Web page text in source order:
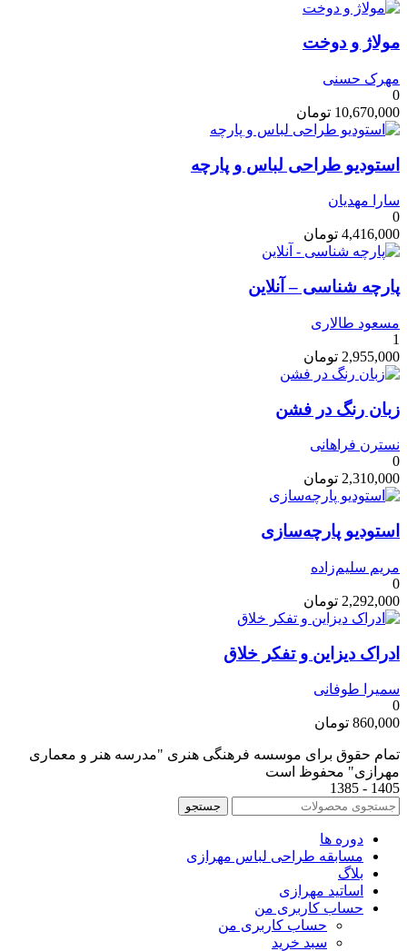
مولاژ و دوخت
مهرک حسنی
0
10,670,000 تومان
استودیو طراحی لباس و پارچه
سارا مهدیان
0
4,416,000 تومان
پارچه شناسی – آنلاین
مسعود طالاری
1
2,955,000 تومان
زبان رنگ در فشن
نسترن فراهانی
0
2,310,000 تومان
استودیو پارچه‌سازی
مریم سلیم‌زاده
0
2,292,000 تومان
ادراک دیزاین و تفکر خلاق
سمیرا طوفانی
0
860,000 تومان
تمام حقوق برای موسسه فرهنگی هنری "مدرسه هنر و معماری
مهرازی" محفوظ است
1405 - 1385
جستجو
دوره ها
مسابقه طراحی لباس مهرازی
بلاگ
اساتید مهرازی
حساب کاربری من
حساب کاربری من
سبد خرید